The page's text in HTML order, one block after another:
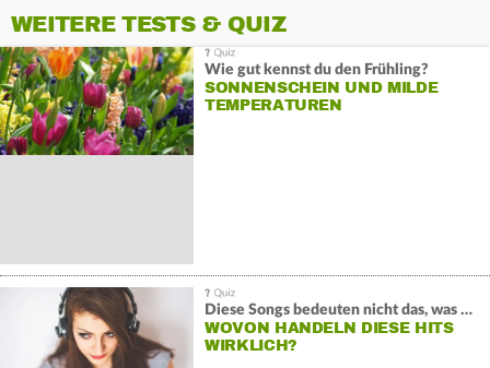
WEITERE TESTS & QUIZ
Wie gut kennst du den Frühling?
SONNENSCHEIN UND MILDE
TEMPERATUREN
Diese Songs bedeuten nicht das, was du denkst
WOVON HANDELN DIESE HITS
WIRKLICH?